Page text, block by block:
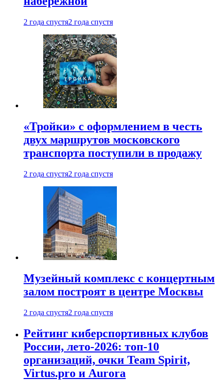
2 года спустя2 года спустя
«Тройки» с оформлением в честь
двух маршрутов московского
транспорта поступили в продажу
2 года спустя2 года спустя
Музейный комплекс с концертным
залом построят в центре Москвы
2 года спустя2 года спустя
Рейтинг киберспортивных клубов
России, лето-2026: топ-10
организаций, очки Team Spirit,
Virtus.pro и Aurora